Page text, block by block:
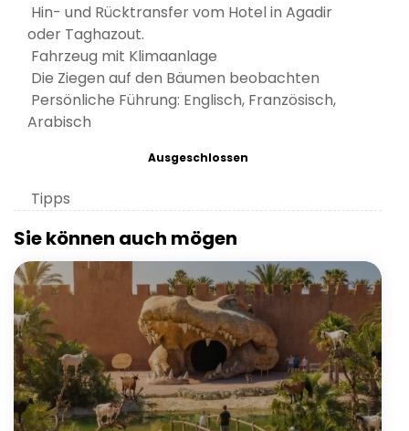
Hin- und Rücktransfer vom Hotel in Agadir
oder Taghazout.
Fahrzeug mit Klimaanlage
Die Ziegen auf den Bäumen beobachten
Persönliche Führung: Englisch, Französisch,
Arabisch
Ausgeschlossen
Tipps
Sie können auch mögen